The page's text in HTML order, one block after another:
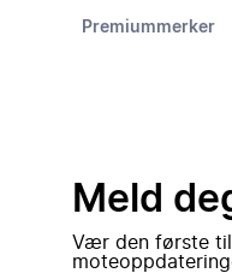
Premiummerker
Meld
Vær den første